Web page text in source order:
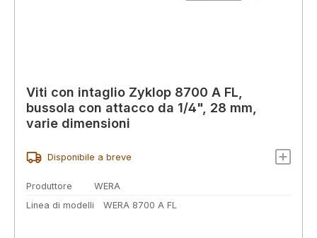
Viti con intaglio Zyklop 8700 A FL,
bussola con attacco da 1/4", 28 mm,
varie dimensioni
Disponibile a breve
Produttore
WERA
Linea di modelli
WERA 8700 A FL